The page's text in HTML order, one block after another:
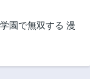
園で無双する 漫